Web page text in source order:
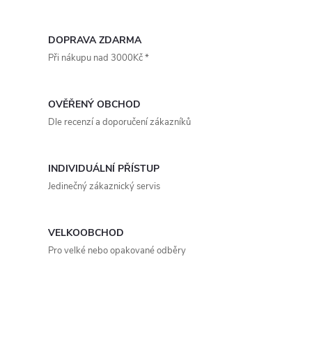
barvou (RAL 9010)....
DOPRAVA ZDARMA
Při nákupu nad 3000Kč *
OVĚŘENÝ OBCHOD
Dle recenzí a doporučení zákazníků
INDIVIDUÁLNÍ PŘÍSTUP
Jedinečný zákaznický servis
VELKOOBCHOD
Pro velké nebo opakované odběry